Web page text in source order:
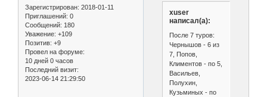
Зарегистрирован: 2018-01-11
Приглашений: 0
Сообщений: 180
Уважение: +109
Позитив: +9
Провел на форуме:
10 дней 0 часов
Последний визит:
2023-06-14 21:29:50
xuser
написал(а):
После 7 туров:
Чернышов - 6 из
7, Попов,
Климентов - по 5,
Васильев,
Полухин,
Кузьминых - по